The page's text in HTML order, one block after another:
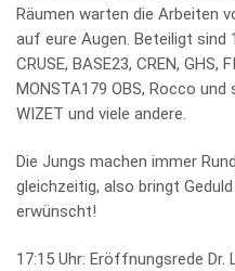
Räumen warten die Arbeiten
auf eure Augen. Beteiligt sind
CRUSE, BASE23, CREN, GHS,
MONSTA179 OBS, Rocco
WIZET und viele andere.
Die Jungs machen immer
gleichzeitig, also bringt
erwünscht!
17:15 Uhr: Eröffnungsrede